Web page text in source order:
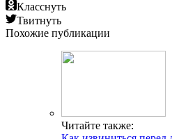
Класснуть
Твитнуть
Похожие публикации
Читайте также: